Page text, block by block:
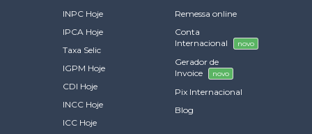
INPC Hoje
IPCA Hoje
Taxa Selic
IGPM Hoje
CDI Hoje
INCC Hoje
ICC Hoje
Remessa online
Conta
Internacional
novo
Gerador de
Invoice
novo
Pix Internacional
Blog